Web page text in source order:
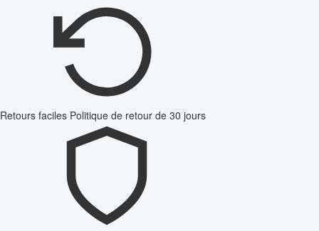
Retours faciles Politique de retour de 30 jours